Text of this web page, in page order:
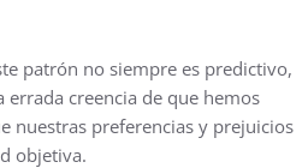
patrón no siempre es predictivo,
creencia de que hemos
nuestras preferencias y prejuicios
objetiva.